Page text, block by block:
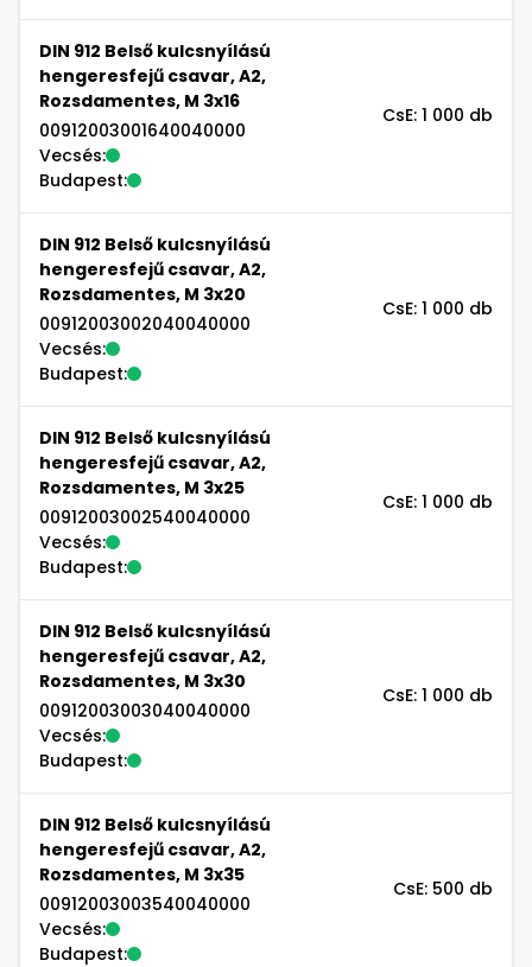
DIN 912 Belső kulcsnyílású
hengeresfejű csavar, A2,
Rozsdamentes, M 3x16
00912003001640040000
Vecsés:
Budapest:
CsE: 1 000 db
DIN 912 Belső kulcsnyílású
hengeresfejű csavar, A2,
Rozsdamentes, M 3x20
00912003002040040000
Vecsés:
Budapest:
CsE: 1 000 db
DIN 912 Belső kulcsnyílású
hengeresfejű csavar, A2,
Rozsdamentes, M 3x25
00912003002540040000
Vecsés:
Budapest:
CsE: 1 000 db
DIN 912 Belső kulcsnyílású
hengeresfejű csavar, A2,
Rozsdamentes, M 3x30
00912003003040040000
Vecsés:
Budapest:
CsE: 1 000 db
DIN 912 Belső kulcsnyílású
hengeresfejű csavar, A2,
Rozsdamentes, M 3x35
00912003003540040000
Vecsés:
Budapest:
CsE: 500 db